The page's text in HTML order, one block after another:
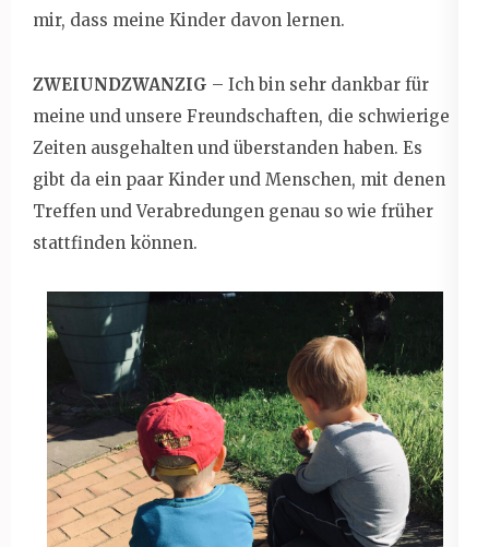
mir, dass meine Kinder davon lernen.
ZWEIUNDZWANZIG – Ich bin sehr dankbar für
meine und unsere Freundschaften, die schwierige
Zeiten ausgehalten und überstanden haben. Es
gibt da ein paar Kinder und Menschen, mit denen
Treffen und Verabredungen genau so wie früher
stattfinden können.